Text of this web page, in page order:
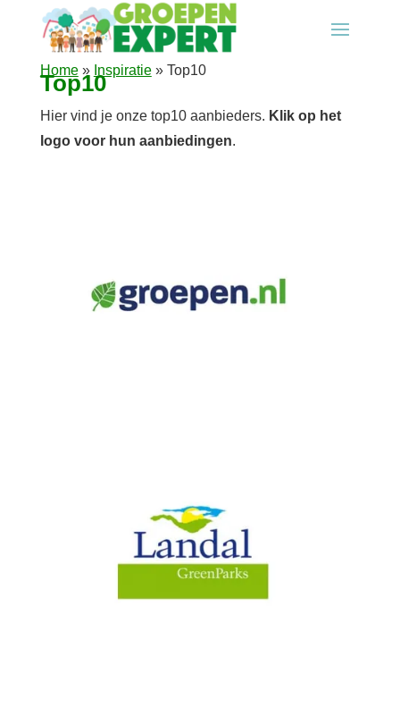
Home» Inspiratie» Top10
Top10
Hier vind je onze top10 aanbieders. Klik op het
logo voor hun aanbiedingen.